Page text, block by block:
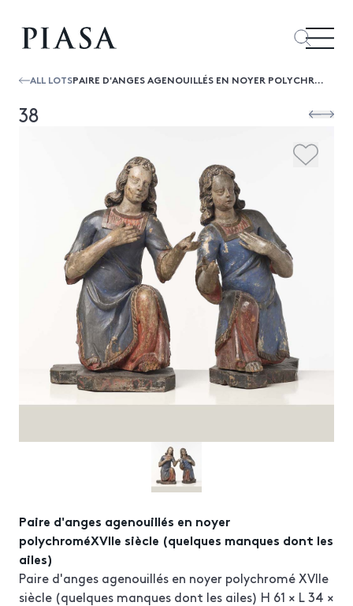
ALL LOTS PAIRE D'ANGES AGENOUILLÉS EN NOYER POLYCHROMÉXVIIE SIÈCLE (QUELQUES MANQUES DONT LES AILES)
38
Paire d'anges agenouillés en noyer
polychroméXVIIe siècle (quelques manques dont les
ailes)
Paire d'anges agenouillés en noyer polychromé XVIIe
siècle (quelques manques dont les ailes) H 61 × L 34 ×